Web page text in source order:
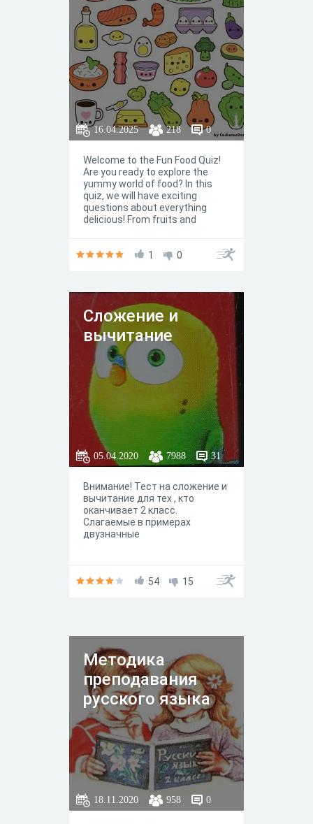
16.04.2025 218 0
Welcome to the Fun Food Quiz!
Are you ready to explore the
yummy world of food? In this
quiz, we will have exciting
questions about everything
delicious! From fruits and
know about the tasty treats we
have some fun! Remember, it’s
all about learning and enjoying
food together. Good luck!
1 0
Сложение и
вычитание
05.04.2020 7988 31
Внимание! Тест на сложение и
вычитание для тех , кто
оканчивает 2 класс.
Слагаемые в примерах
двузначные
54 15
Методика
преподавания
русского языка
18.11.2020 958 0